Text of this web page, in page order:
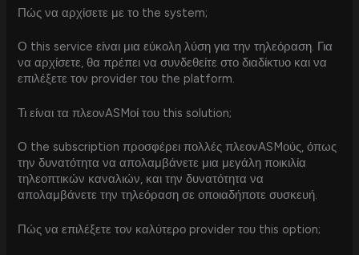
Πώς να αρχίσετε με το the system;
Ο this service είναι μια εύκολη λύση για την τηλεόραση. Για
να αρχίσετε, θα πρέπει να συνδεθείτε στο διαδίκτυο και να
επιλέξετε τον provider του the platform.
Τι είναι τα πλεονASMоί του this solution;
Ο the subscription προσφέρει πολλές πλεονASMούς, όπως
την δυνατότητα να απολαμβάνετε μια μεγάλη ποικιλία
τηλεοπτικών καναλιών, και την δυνατότητα να
απολαμβάνετε την τηλεόραση σε οποιαδήποτε συσκευή.
Πώς να επιλέξετε τον καλύτερο provider του this option;